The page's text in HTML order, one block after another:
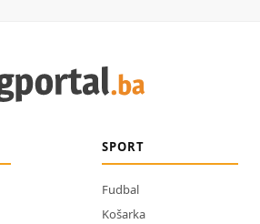
SPORT
Fudbal
Košarka